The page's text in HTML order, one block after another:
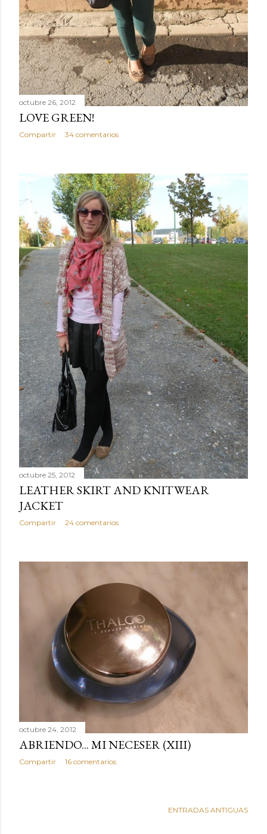
octubre 26, 2012
LOVE GREEN!
Compartir 34 comentarios
octubre 25, 2012
LEATHER SKIRT AND KNITWEAR
JACKET
Compartir 24 comentarios
octubre 24, 2012
ABRIENDO... MI NECESER (XIII)
Compartir 16 comentarios
ENTRADAS ANTIGUAS